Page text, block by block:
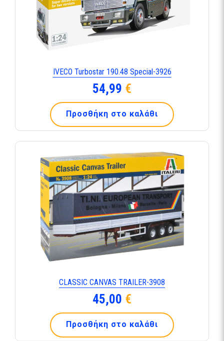
IVECO Turbostar 190.48 Special-3926
54,99 €
Προσθήκη στο καλάθι
CLASSIC CANVAS TRAILER-3908
45,00 €
Προσθήκη στο καλάθι